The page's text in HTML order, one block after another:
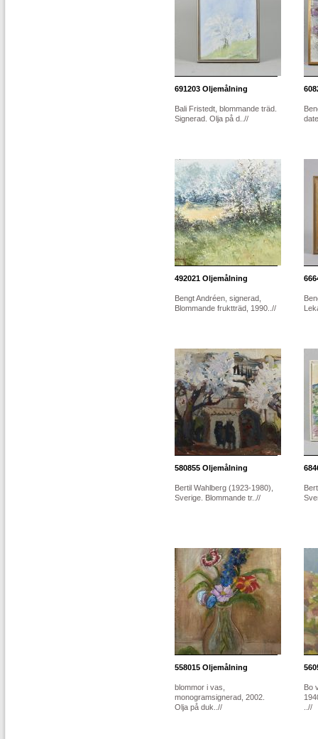
691203 Oljemålning
Bali Fristedt, blommande träd.
Signerad. Olja på d..//
492021 Oljemålning
Bengt Andréen, signerad,
Blommande fruktträd, 1990..//
580855 Oljemålning
Bertil Wahlberg (1923-1980),
Sverige. Blommande tr..//
558015 Oljemålning
blommor i vas,
monogramsignerad, 2002.
Olja på duk..//
Bo
..//